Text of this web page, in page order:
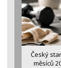
Český
měsíců